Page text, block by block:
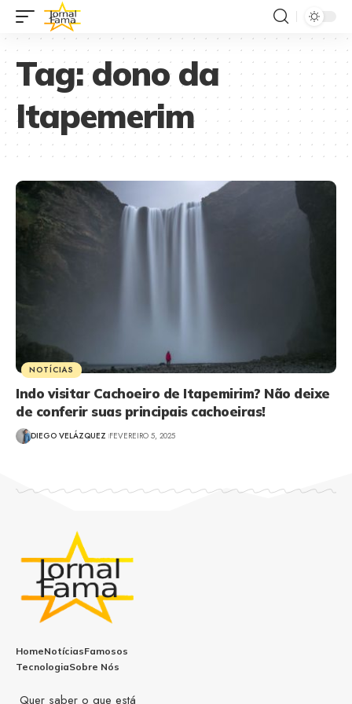
Tag:dono da
Itapemerim
NOTÍCIAS
Indo visitar Cachoeiro de Itapemirim? Não deixe
de conferir suas principais cachoeiras!
DIEGO VELÁZQUEZ FEVEREIRO 5, 2025
HomeNotíciasFamosos
TecnologiaSobre Nós
Quer saber o que está